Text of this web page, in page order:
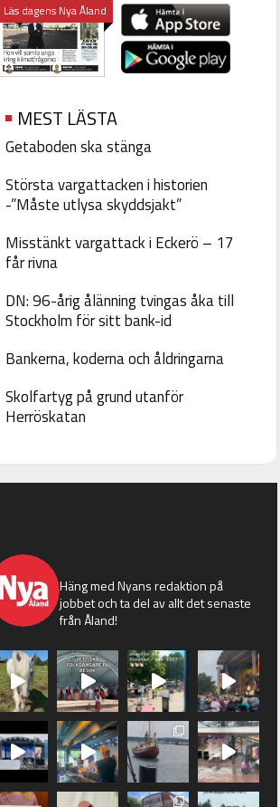
Läs dagens Nya Åland
MEST LÄSTA
Getaboden ska stänga
Största vargattacken i historien
-”Måste utlysa skyddsjakt”
Misstänkt vargattack i Eckerö – 17
får rivna
DN: 96-årig ålänning tvingas åka till
Stockholm för sitt bank-id
Bankerna, koderna och åldringarna
Skolfartyg på grund utanför
Herröskatan
Häng med Nyans redaktion på
jobbet och ta del av allt det senaste
från Åland!